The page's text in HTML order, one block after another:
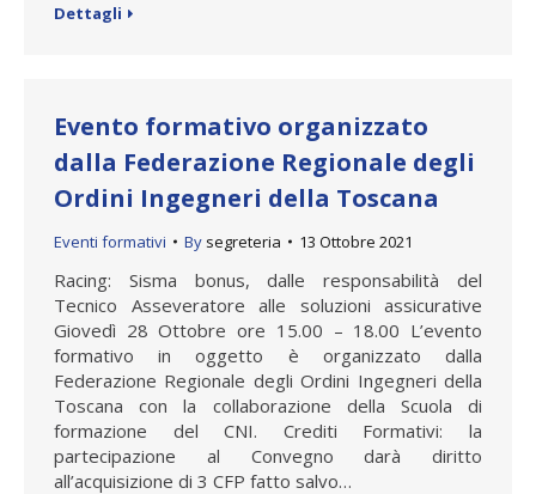
Dettagli
Evento formativo organizzato
dalla Federazione Regionale degli
Ordini Ingegneri della Toscana
Eventi formativi By segreteria 13 Ottobre 2021
Racing: Sisma bonus, dalle responsabilità del
Tecnico Asseveratore alle soluzioni assicurative
Giovedì 28 Ottobre ore 15.00 – 18.00 L’evento
formativo in oggetto è organizzato dalla
Federazione Regionale degli Ordini Ingegneri della
Toscana con la collaborazione della Scuola di
formazione del CNI. Crediti Formativi: la
partecipazione al Convegno darà diritto
all’acquisizione di 3 CFP fatto salvo…